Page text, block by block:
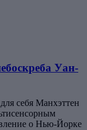
Уан-
себя Манхэттен
о Нью-Йорке